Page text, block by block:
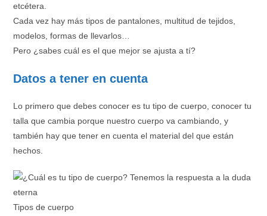
etcétera.
Cada vez hay más tipos de pantalones, multitud de tejidos,
modelos, formas de llevarlos…
Pero ¿sabes cuál es el que mejor se ajusta a tí?
Datos a tener en cuenta
Lo primero que debes conocer es tu tipo de cuerpo, conocer tu
talla que cambia porque nuestro cuerpo va cambiando, y
también hay que tener en cuenta el material del que están
hechos.
Tipos de cuerpo